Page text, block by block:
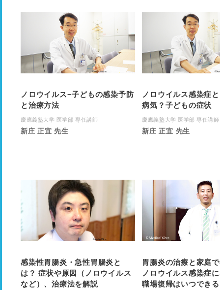
ノロウイルス−子どもの感染予防
と治療方法
慶應義塾大学 医学部 専任講師
新庄 正宜 先生
ノロウイルス感染症
病気？子どもの症状
慶應義塾大学 医学部 専任講師
新庄 正宜 先生
感染性胃腸炎・急性胃腸炎と
は？ 症状や原因（ノロウイルス
など）、治療法を解説
胃腸炎の治療と家庭
ノロウイルス感染症
職場復帰はいつでき